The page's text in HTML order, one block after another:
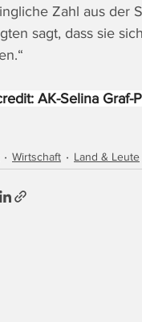
Zahl aus der
sagt, dass sie
AK-Selina Graf-
Wirtschaft Land & Leute